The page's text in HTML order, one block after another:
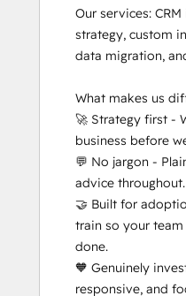
RevOps
Salesforce
SEO
Service Hub
Super Admin
Our services:
strategy, custom
data migration,
What makes us
🚀 Strategy first -
business before
💬 No jargon -
advice throughout.
🤝 Built for
train so your
done.
🧡 Genuinely
responsive, and